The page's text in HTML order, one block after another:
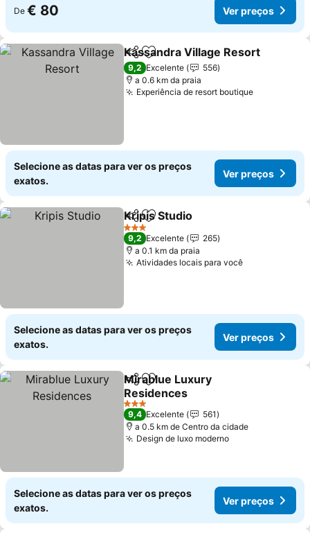
De € 80 Ver preços
PartilharAdicionar aos favoritos
Kassandra Village Resort
9,2 Excelente
556
a 0.6 km da praia
Experiência de resort boutique
Selecione as datas para ver os preços
exatos.
Ver preços
PartilharAdicionar aos favoritos
Kripis Studio
3 Estrelas
9,2 Excelente
265
a 0.1 km da praia
Atividades locais para você
Selecione as datas para ver os preços
exatos.
Ver preços
PartilharAdicionar aos favoritos
Mirablue Luxury
Residences
3 Estrelas
9,4 Excelente
561
a 0.5 km de Centro da cidade
Design de luxo moderno
Selecione as datas para ver os preços
exatos.
Ver preços